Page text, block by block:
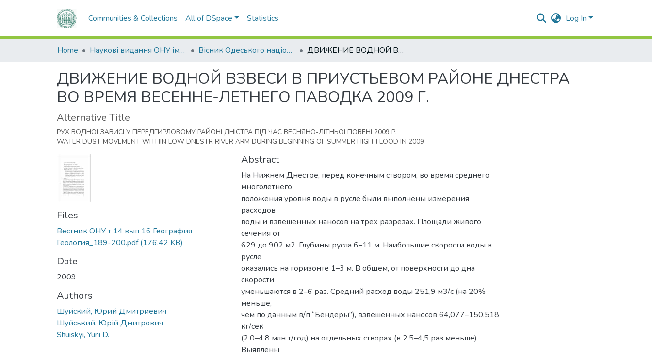
Communities & Collections All of DSpace Statistics Log In
Home Наукові видання ОНУ імені І. І. Мечникова Вісник Одеського національного університету. Географічні та геологічні науки ДВИЖЕНИЕ ВОДНОЙ ВЗВЕСИ В ПРИУСТЬЕВОМ РАЙОНЕ ДНЕСТРА ВО ВРЕМЯ ВЕСЕННЕ-ЛЕТНЕГО ПАВОДКА 2009 Г.
ДВИЖЕНИЕ ВОДНОЙ ВЗВЕСИ В ПРИУСТЬЕВОМ РАЙОНЕ ДНЕСТРА
ВО ВРЕМЯ ВЕСЕННЕ-ЛЕТНЕГО ПАВОДКА 2009 Г.
Alternative Title
РУХ ВОДНОЇ ЗАВИСІ У ПЕРЕДГИРЛОВОМУ РАЙОНІ ДНІСТРА ПІД ЧАС ВЕСНЯНО-ЛІТНЬОЇ ПОВЕНІ 2009 Р.
WATER DUST MOVEMENT WITHIN LOW DNESTR RIVER ARM DURING BEGINNING OF SUMMER HIGH-FLOOD IN 2009
Files
Вестник ОНУ т 14 вып 16 География
Геология_189-200.pdf(176.42 KB)
Date
2009
Authors
Шуйский, Юрий Дмитриевич
Шуйський, Юрій Дмитрович
Shuiskyi, Yurii D.
Abstract
На Нижнем Днестре, перед конечным створом, во время среднего
многолетнего
положения уровня воды в русле были выполнены измерения
расходов
воды и взвешенных наносов на трех разрезах. Площади живого
сечения от
629 до 902 м2. Глубины русла 6–11 м. Наибольшие скорости воды в
русле
оказались на горизонте 1–3 м. В общем, от поверхности до дна
скорости
уменьшаются в 2–6 раз. Средний расход воды 251,9 м3/с (на 20%
меньше,
чем по данным в/п “Бендеры”), взвешенных наносов 64,077–150,518
кг/сек
(2,0–4,8 млн т/год) на отдельных створах (в 2,5–4,5 раз меньше).
Выявлены